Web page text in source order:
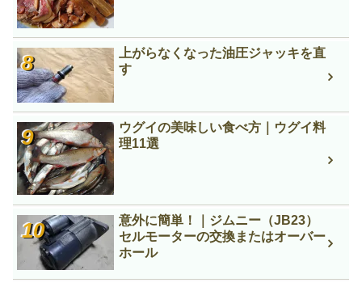
上がらなくなった油圧ジャッキを直
す
ウグイの美味しい食べ方｜ウグイ料
理11選
意外に簡単！｜ジムニー（JB23）
セルモーターの交換またはオーバー
ホール